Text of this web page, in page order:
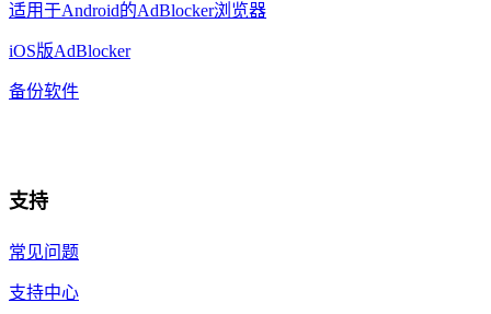
适用于Android的AdBlocker浏览器
iOS版AdBlocker
备份软件
支持
常见问题
支持中心